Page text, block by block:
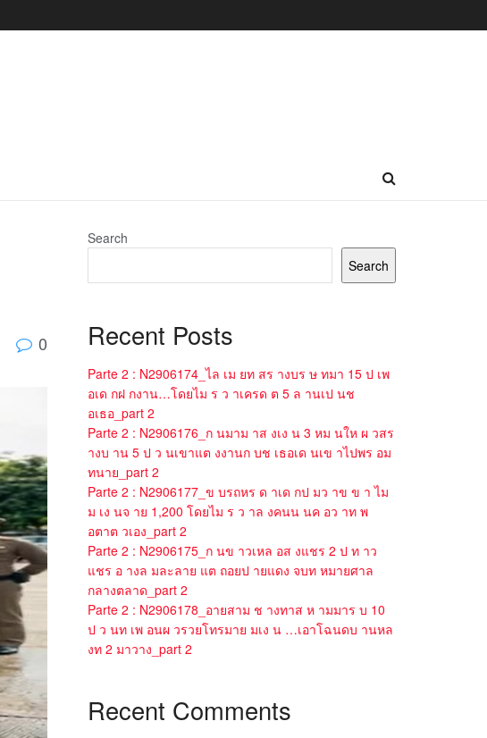
0
Search
Search
Recent Posts
Parte 2 : N2906174_ไล เม ยท สร างบร ษ ทมา 15 ป เพ
อเด กฝ กงาน…โดยไม ร ว าเครด ต 5 ล านเป นช
อเธอ_part 2
Parte 2 : N2906176_ก นมาม าส งเง น 3 หม นให ผ วสร
างบ าน 5 ป ว นเขาแต งงานก บช เธอเด นเข าไปพร อม
ทนาย_part 2
Parte 2 : N2906177_ข บรถหร ด าเด กป มว าข ข า ไม
ม เง นจ าย 1,200 โดยไม ร ว าล งคนน นค อว าท พ
อตาต วเอง_part 2
Parte 2 : N2906175_ก นข าวเหล อส งแชร 2 ป ท าว
แชร อ างล มละลาย แต ถอยป ายแดง จบท หมายศาล
กลางตลาด_part 2
Parte 2 : N2906178_อายสาม ช างทาส ห ามมาร บ 10
ป ว นท เพ อนผ วรวยโทรมาย มเง น …เอาโฉนดบ านหล
งท 2 มาวาง_part 2
Recent Comments